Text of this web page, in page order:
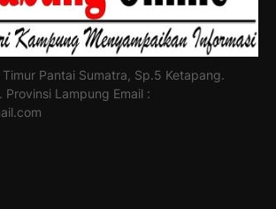
Pantai Sumatra, Sp.5 Ketapang.
Provinsi Lampung Email :